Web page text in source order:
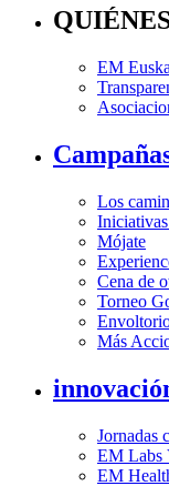
EM
Los
Mójate
Cena de
Torneo
Más
Jornadas
EM Labs
EM